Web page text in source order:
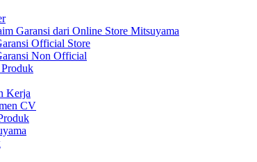
Garansi dari Online Store Mitsuyama
Official Store
Non Official
Kerja
CV